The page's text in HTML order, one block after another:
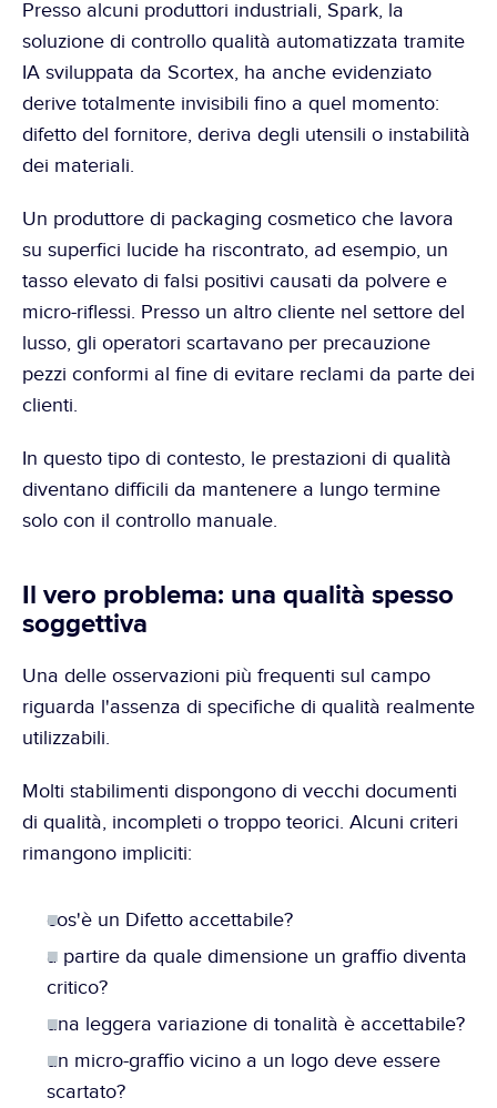
Presso alcuni produttori industriali, Spark, la
soluzione di controllo qualità automatizzata tramite
IA sviluppata da Scortex, ha anche evidenziato
derive totalmente invisibili fino a quel momento:
difetto del fornitore, deriva degli utensili o instabilità
dei materiali.
Un produttore di packaging cosmetico che lavora
su superfici lucide ha riscontrato, ad esempio, un
tasso elevato di falsi positivi causati da polvere e
micro-riflessi. Presso un altro cliente nel settore del
lusso, gli operatori scartavano per precauzione
pezzi conformi al fine di evitare reclami da parte dei
clienti.
In questo tipo di contesto, le prestazioni di qualità
diventano difficili da mantenere a lungo termine
solo con il controllo manuale.
Il vero problema: una qualità spesso
soggettiva
Una delle osservazioni più frequenti sul campo
riguarda l'assenza di specifiche di qualità realmente
utilizzabili.
Molti stabilimenti dispongono di vecchi documenti
di qualità, incompleti o troppo teorici. Alcuni criteri
rimangono impliciti:
cos'è un Difetto accettabile?
a partire da quale dimensione un graffio diventa
critico?
una leggera variazione di tonalità è accettabile?
un micro-graffio vicino a un logo deve essere
scartato?